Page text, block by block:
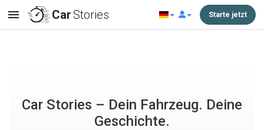
CarStories Starte jetzt
Car Stories – Dein Fahrzeug. Deine
Geschichte.